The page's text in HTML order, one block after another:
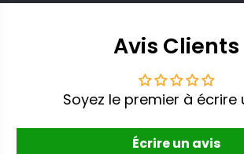
Avis Clients
Soyez le premier à écrire
Écrire un avis